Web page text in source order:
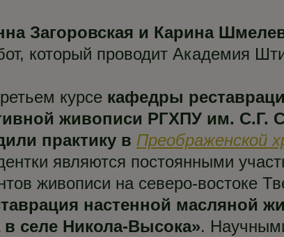
Загоровская и Карина
который проводит Академия
курсе кафедры
живописи РГХПУ им. С.Г.
практику в Преображенской
являются постоянными
живописи на северо-востоке
настенной масляной
селе Никола-Высока».